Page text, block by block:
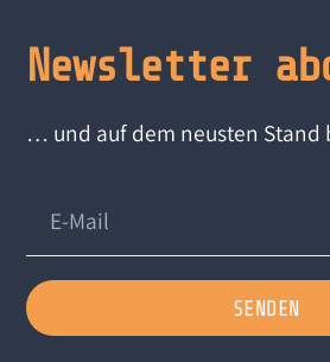
Newsletter
… und auf dem neusten Stand
SENDEN